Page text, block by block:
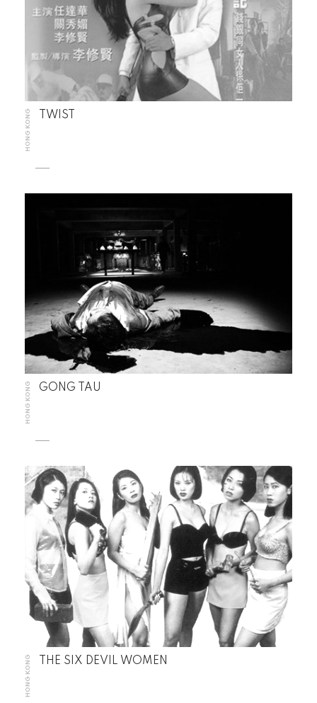
HONG KONG TWIST
HONG KONG GONG TAU
HONG KONG THE SIX DEVIL WOMEN